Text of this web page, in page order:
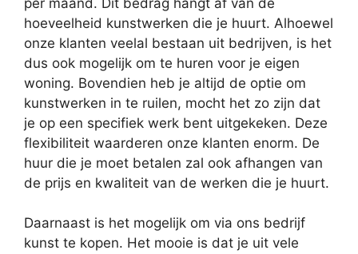
hoeveelheid kunstwerken die je huurt. Alhoewel
onze klanten veelal bestaan uit bedrijven, is het
dus ook mogelijk om te huren voor je eigen
woning. Bovendien heb je altijd de optie om
kunstwerken in te ruilen, mocht het zo zijn dat
je op een specifiek werk bent uitgekeken. Deze
flexibiliteit waarderen onze klanten enorm. De
huur die je moet betalen zal ook afhangen van
de prijs en kwaliteit van de werken die je huurt.
Daarnaast is het mogelijk om via ons bedrijf
kunst te kopen. Het mooie is dat je uit vele